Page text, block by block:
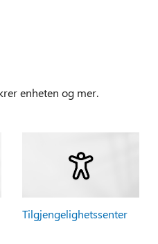
enheten og mer.
Tilgjengelighetssenter